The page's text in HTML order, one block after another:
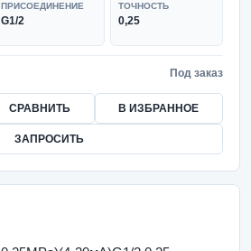
ПРИСОЕДИНЕНИЕ
G1/2
ТОЧНОСТЬ
0,25
Под заказ
СРАВНИТЬ В ИЗБРАННОЕ
ЗАПРОСИТЬ